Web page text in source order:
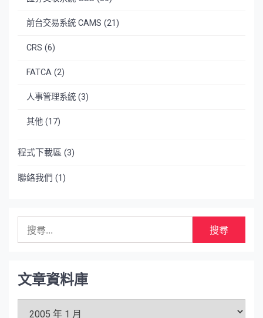
前台交易系統 CAMS (21)
CRS (6)
FATCA (2)
人事管理系統 (3)
其他 (17)
程式下載區 (3)
聯絡我們 (1)
字:
文章資料庫